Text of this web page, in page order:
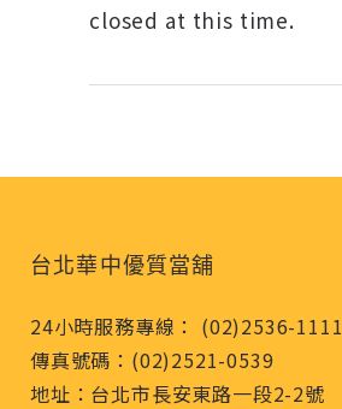
closed at this time.
台北華中優質當舖
24小時服務專線： (02)2536-1111
傳真號碼：(02)2521-0539
地址：台北市長安東路一段2-2號